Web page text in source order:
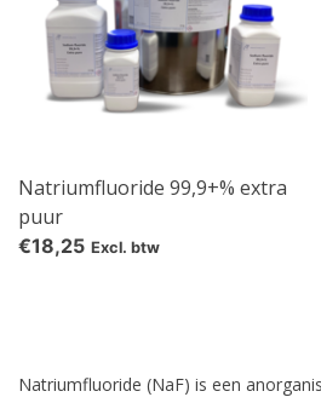
Natriumfluoride 99,9+% extra
puur
€18,25 Excl. btw
Natriumfluoride (NaF) is een